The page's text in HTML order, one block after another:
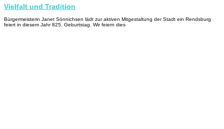
Vielfalt und Tradition
Bürgermeisterin Janet Sönnichsen lädt zur aktiven Mitgestaltung der Stadt ein Rendsburg
feiert in diesem Jahr 825. Geburtstag. Wir feiern dies